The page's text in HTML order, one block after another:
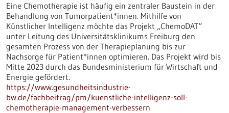
Eine Chemotherapie ist häufig ein zentraler Baustein in der
Behandlung von Tumorpatient*innen. Mithilfe von
Künstlicher Intelligenz möchte das Projekt „ChemoDAT“
unter Leitung des Universitätsklinikums Freiburg den
gesamten Prozess von der Therapieplanung bis zur
Nachsorge für Patient*innen optimieren. Das Projekt wird bis
Mitte 2023 durch das Bundesministerium für Wirtschaft und
Energie gefördert.
https://www.gesundheitsindustrie-
bw.de/fachbeitrag/pm/kuenstliche-intelligenz-soll-
chemotherapie-management-verbessern